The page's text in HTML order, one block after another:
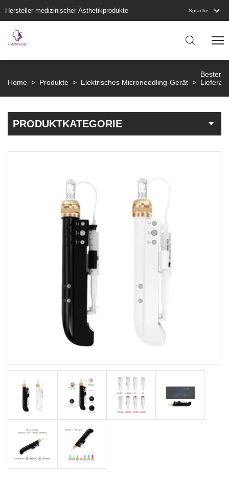
Hersteller medizinischer Ästhetikprodukte Sprache
Home > Produkte > Elektrisches Microneedling-Gerät >
Bester
Lieferant
PRODUKTKATEGORIE